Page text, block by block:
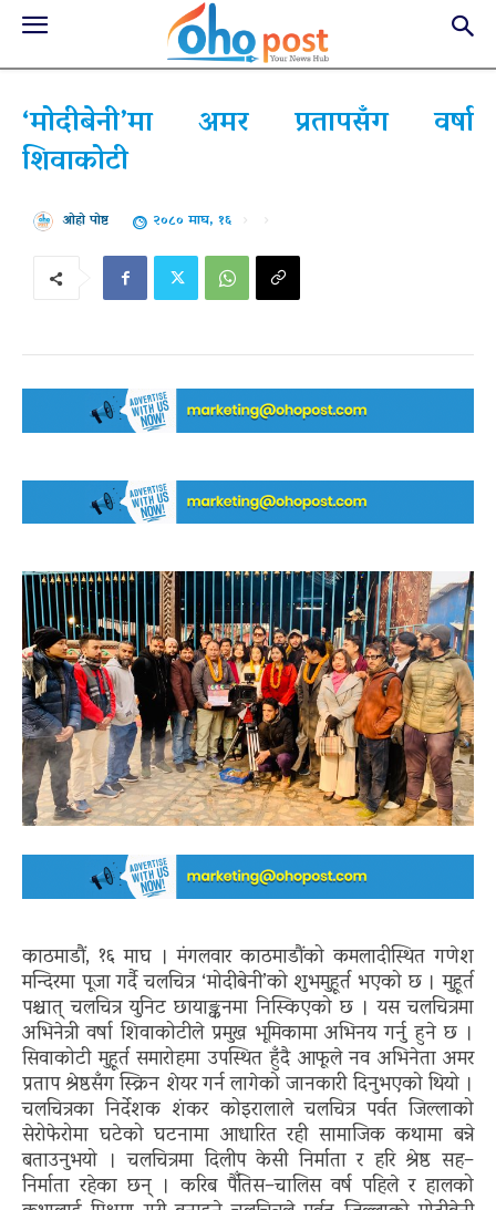
‘मोदीबेनी’मा अमर प्रतापसँग वर्षा
शिवाकोटी
ओहो पोष्ट २०८० माघ, १६
काठमाडौं, १६ माघ । मंगलवार काठमाडौंको कमलादीस्थित गणेश
मन्दिरमा पूजा गर्दै चलचित्र ‘मोदीबेनी’को शुभमुहूर्त भएको छ । मुहूर्त
पश्चात् चलचित्र युनिट छायाङ्कनमा निस्किएको छ । यस चलचित्रमा
अभिनेत्री वर्षा शिवाकोटीले प्रमुख भूमिकामा अभिनय गर्नु हुने छ ।
सिवाकोटी मुहूर्त समारोहमा उपस्थित हुँदै आफूले नव अभिनेता अमर
प्रताप श्रेष्ठसँग स्क्रिन शेयर गर्न लागेको जानकारी दिनुभएको थियो ।
चलचित्रका निर्देशक शंकर कोइरालाले चलचित्र पर्वत जिल्लाको
सेरोफेरोमा घटेको घटनामा आधारित रही सामाजिक कथामा बन्ने
बताउनुभयो । चलचित्रमा दिलीप केसी निर्माता र हरि श्रेष्ठ सह–
निर्माता रहेका छन् । करिब पैँतिस–चालिस वर्ष पहिले र हालको